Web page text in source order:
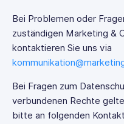
Bei Problemen oder
zuständigen Marketing &
kontaktieren Sie uns via
Bei Fragen zum
verbundenen Rechte
bitte an folgenden